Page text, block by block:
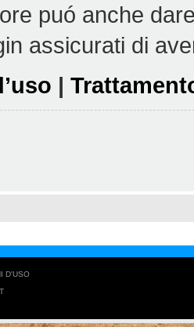
puó anche
assicurati di
|
D'USO